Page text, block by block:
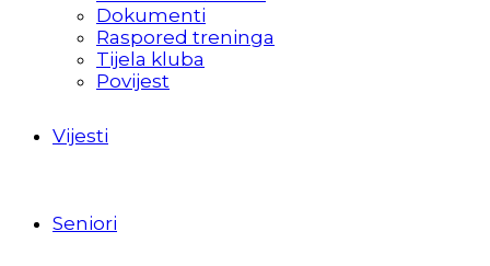
Dokumenti
Raspored treninga
Tijela kluba
Povijest
Vijesti
Seniori